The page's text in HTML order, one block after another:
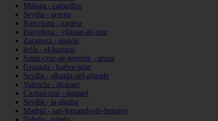
Málaga - campillos
Sevilla - gerena
Barcelona - tordera
Barcelona - vilassar-de-mar
Zaragoza - alagón
ávila - el-barraco
Santa-cruz-de-tenerife - arona
Granada - huétor-tájar
Sevilla - albaida-del-aljarafe
Valencia - alcàsser
Ciudad-real - daimiel
Sevilla - la-algaba
Madrid - san-fernando-de-henares
Toledo - toledo